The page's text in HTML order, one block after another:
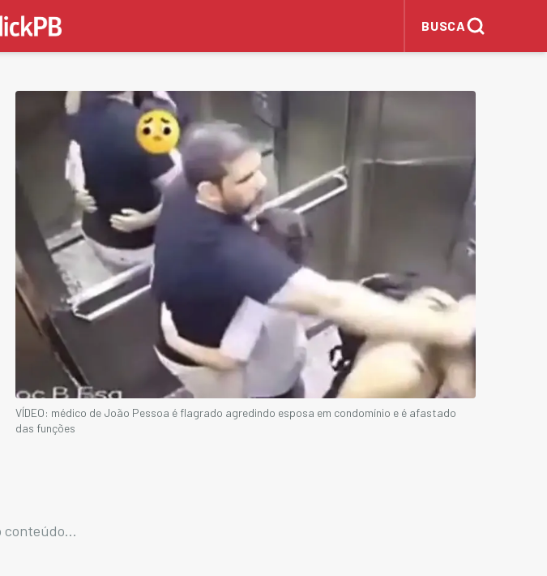
BUSCA
VÍDEO: médico de João Pessoa é flagrado agredindo esposa em condomínio e é afastado
das funções
conteúdo...